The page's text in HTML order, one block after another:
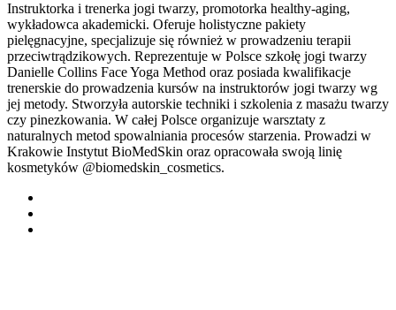
Instruktorka i trenerka jogi twarzy, promotorka healthy-aging,
wykładowca akademicki. Oferuje holistyczne pakiety
pielęgnacyjne, specjalizuje się również w prowadzeniu terapii
przeciwtrądzikowych. Reprezentuje w Polsce szkołę jogi twarzy
Danielle Collins Face Yoga Method oraz posiada kwalifikacje
trenerskie do prowadzenia kursów na instruktorów jogi twarzy wg
jej metody. Stworzyła autorskie techniki i szkolenia z masażu twarzy
czy pinezkowania. W całej Polsce organizuje warsztaty z
naturalnych metod spowalniania procesów starzenia. Prowadzi w
Krakowie Instytut BioMedSkin oraz opracowała swoją linię
kosmetyków @biomedskin_cosmetics.